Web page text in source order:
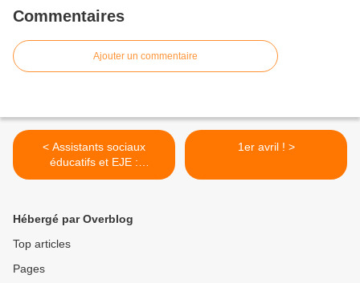
Commentaires
Ajouter un commentaire
< Assistants sociaux
éducatifs et EJE :
Promotions, Ratios-Plouf-
1er avril ! >
Hébergé par Overblog
Top articles
Pages